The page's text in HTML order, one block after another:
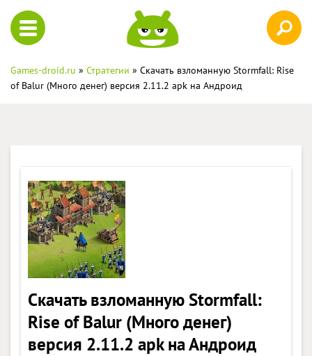
Games-droid.ru » Стратегии » Скачать взломанную Stormfall: Rise
of Balur (Много денег) версия 2.11.2 apk на Андроид
Скачать взломанную Stormfall:
Rise of Balur (Много денег)
версия 2.11.2 apk на Андроид